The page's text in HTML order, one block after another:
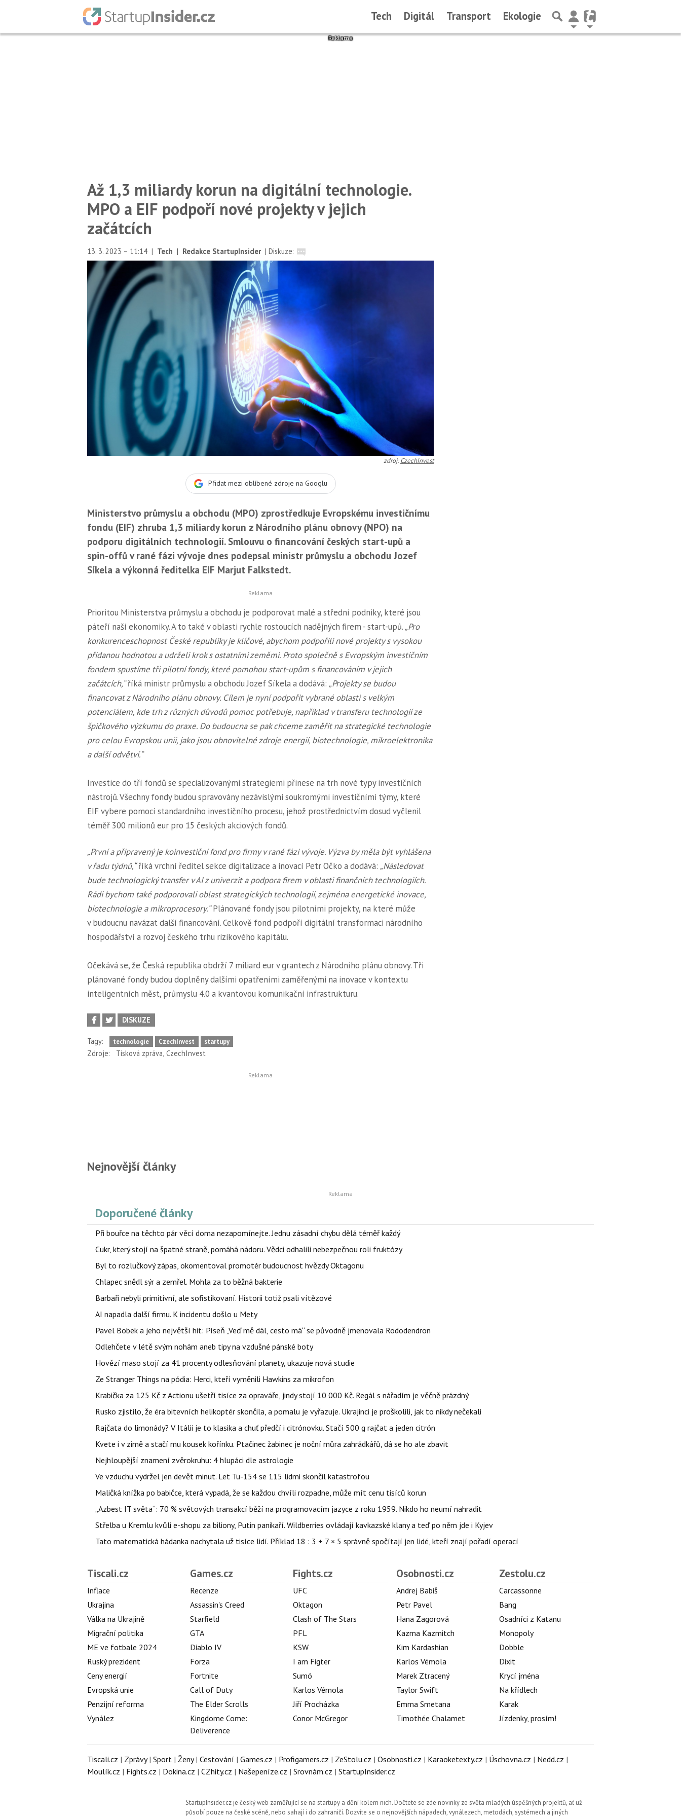
Tech Digitál Transport Ekologie
Až 1,3 miliardy korun na digitální technologie.
MPO a EIF podpoří nové projekty v jejich
začátcích
13. 3. 2023 – 11:14 | Tech | Redakce StartupInsider | Diskuze:
zdroj:CzechInvest
Přidat mezi oblíbené zdroje na Googlu
Ministerstvo průmyslu a obchodu (MPO) zprostředkuje Evropskému investičnímu
fondu (EIF) zhruba 1,3 miliardy korun z Národního plánu obnovy (NPO) na
podporu digitálních technologií. Smlouvu o financování českých start-upů a
spin-offů v rané fázi vývoje dnes podepsal ministr průmyslu a obchodu Jozef
Síkela a výkonná ředitelka EIF Marjut Falkstedt.
Prioritou Ministerstva průmyslu a obchodu je podporovat malé a střední podniky, které jsou
páteří naší ekonomiky. A to také v oblasti rychle rostoucích nadějných firem - start-upů. „Pro
konkurenceschopnost České republiky je klíčové, abychom podpořili nové projekty s vysokou
přidanou hodnotou a udrželi krok s ostatními zeměmi. Proto společně s Evropským investičním
fondem spustíme tři pilotní fondy, které pomohou start-upům s financováním v jejich
začátcích,“říká ministr průmyslu a obchodu Jozef Síkela a dodává: „Projekty se budou
financovat z Národního plánu obnovy. Cílem je nyní podpořit vybrané oblasti s velkým
potenciálem, kde trh z různých důvodů pomoc potřebuje, například v transferu technologií ze
špičkového výzkumu do praxe. Do budoucna se pak chceme zaměřit na strategické technologie
pro celou Evropskou unii, jako jsou obnovitelné zdroje energií, biotechnologie, mikroelektronika
a další odvětví.“
Investice do tří fondů se specializovanými strategiemi přinese na trh nové typy investičních
nástrojů. Všechny fondy budou spravovány nezávislými soukromými investičními týmy, které
EIF vybere pomocí standardního investičního procesu, jehož prostřednictvím dosud vyčlenil
téměř 300 milionů eur pro 15 českých akciových fondů.
„První a připravený je koinvestiční fond pro firmy v rané fázi vývoje. Výzva by měla být vyhlášena
v řadu týdnů,“říká vrchní ředitel sekce digitalizace a inovací Petr Očko a dodává: „Následovat
bude technologický transfer v AI z univerzit a podpora firem v oblasti finančních technologiích.
Rádi bychom také podporovali oblast strategických technologií, zejména energetické inovace,
biotechnologie a mikroprocesory.“Plánované fondy jsou pilotními projekty, na které může
v budoucnu navázat další financování. Celkově fond podpoří digitální transformaci národního
hospodářství a rozvoj českého trhu rizikového kapitálu.
Očekává se, že Česká republika obdrží 7 miliard eur v grantech z Národního plánu obnovy. Tři
plánované fondy budou doplněny dalšími opatřeními zaměřenými na inovace v kontextu
inteligentních měst, průmyslu 4.0 a kvantovou komunikační infrastrukturu.
DISKUZE
Tagy: technologie CzechInvest startupy
Zdroje: Tisková zpráva, CzechInvest
Nejnovější články
Doporučené články
Při bouřce na těchto pár věcí doma nezapomínejte. Jednu zásadní chybu dělá téměř každý
Cukr, který stojí na špatné straně, pomáhá nádoru. Vědci odhalili nebezpečnou roli fruktózy
Byl to rozlučkový zápas, okomentoval promotér budoucnost hvězdy Oktagonu
Chlapec snědl sýr a zemřel. Mohla za to běžná bakterie
Barbaři nebyli primitivní, ale sofistikovaní. Historii totiž psali vítězové
AI napadla další firmu. K incidentu došlo u Mety
Pavel Bobek a jeho největší hit: Píseň „Veď mě dál, cesto má“ se původně jmenovala Rododendron
Odlehčete v létě svým nohám aneb tipy na vzdušné pánské boty
Hovězí maso stojí za 41 procenty odlesňování planety, ukazuje nová studie
Ze Stranger Things na pódia: Herci, kteří vyměnili Hawkins za mikrofon
Krabička za 125 Kč z Actionu ušetří tisíce za opraváře, jindy stojí 10 000 Kč. Regál s nářadím je věčně prázdný
Rusko zjistilo, že éra bitevních helikoptér skončila, a pomalu je vyřazuje. Ukrajinci je proškolili, jak to nikdy nečekali
Rajčata do limonády? V Itálii je to klasika a chuť předčí i citrónovku. Stačí 500 g rajčat a jeden citrón
Kvete i v zimě a stačí mu kousek kořínku. Ptačinec žabinec je noční můra zahrádkářů, dá se ho ale zbavit
Nejhloupější znamení zvěrokruhu: 4 hlupáci dle astrologie
Ve vzduchu vydržel jen devět minut. Let Tu-154 se 115 lidmi skončil katastrofou
Maličká knížka po babičce, která vypadá, že se každou chvíli rozpadne, může mít cenu tisíců korun
„Azbest IT světa“: 70 % světových transakcí běží na programovacím jazyce z roku 1959. Nikdo ho neumí nahradit
Střelba u Kremlu kvůli e-shopu za biliony, Putin panikaří. Wildberries ovládají kavkazské klany a teď po něm jde i Kyjev
Tato matematická hádanka nachytala už tisíce lidí. Příklad 18 : 3 + 7 × 5 správně spočítají jen lidé, kteří znají pořadí operací
Tiscali.cz
Inflace
Ukrajina
Válka na Ukrajině
Migrační politika
ME ve fotbale 2024
Ruský prezident
Ceny energií
Evropská unie
Penzijní reforma
Vynález
Games.cz
Recenze
Assassin's Creed
Starfield
GTA
Diablo IV
Forza
Fortnite
Call of Duty
The Elder Scrolls
Kingdome Come:
Deliverence
Fights.cz
UFC
Oktagon
Clash of The Stars
PFL
KSW
I am Figter
Sumó
Karlos Vémola
Jiří Procházka
Conor McGregor
Osobnosti.cz
Andrej Babiš
Petr Pavel
Hana Zagorová
Kazma Kazmitch
Kim Kardashian
Karlos Vémola
Marek Ztracený
Taylor Swift
Emma Smetana
Timothée Chalamet
Zestolu.cz
Carcassonne
Bang
Osadníci z Katanu
Monopoly
Dobble
Dixit
Krycí jména
Na křídlech
Karak
Jízdenky, prosím!
Tiscali.cz | Zprávy| Sport | Ženy| Cestování | Games.cz | Profigamers.cz | ZeStolu.cz | Osobnosti.cz | Karaoketexty.cz | Úschovna.cz | Nedd.cz |
Moulík.cz | Fights.cz | Dokina.cz | CZhity.cz | Našepeníze.cz | Srovnám.cz | StartupInsider.cz
StartupInsider.czje český web zaměřující se na startupy a dění kolem nich. Dočtete se zde novinky ze světa mladých úspěšných projektů, ať už
působí pouze na české scéně, nebo sahají i do zahraničí. Dozvíte se o nejnovějších nápadech, vynálezech, metodách, systémech a jiných